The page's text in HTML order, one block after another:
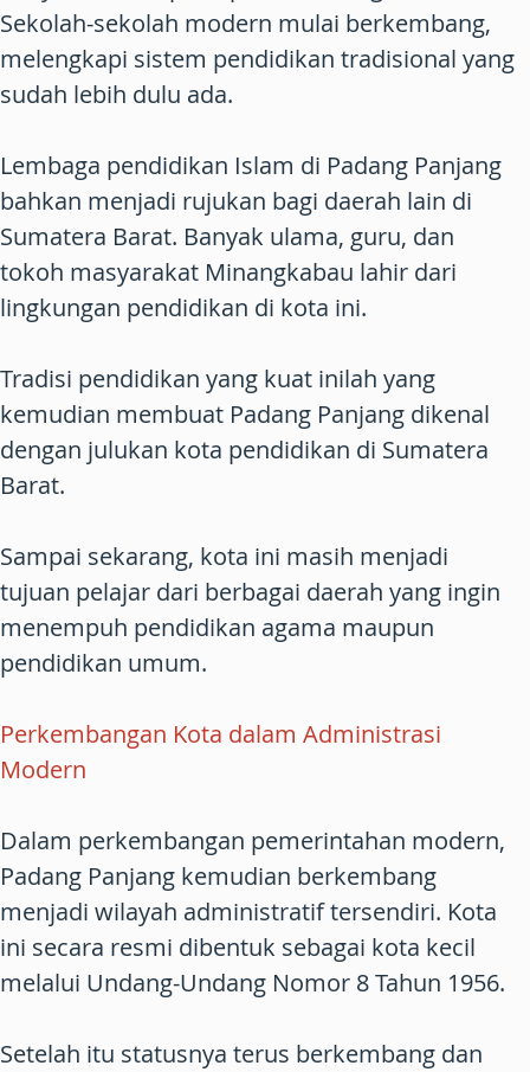
Sekolah-sekolah modern mulai berkembang,
melengkapi sistem pendidikan tradisional yang
sudah lebih dulu ada.
Lembaga pendidikan Islam di Padang Panjang
bahkan menjadi rujukan bagi daerah lain di
Sumatera Barat. Banyak ulama, guru, dan
tokoh masyarakat Minangkabau lahir dari
lingkungan pendidikan di kota ini.
Tradisi pendidikan yang kuat inilah yang
kemudian membuat Padang Panjang dikenal
dengan julukan kota pendidikan di Sumatera
Barat.
Sampai sekarang, kota ini masih menjadi
tujuan pelajar dari berbagai daerah yang ingin
menempuh pendidikan agama maupun
pendidikan umum.
Perkembangan Kota dalam Administrasi
Modern
Dalam perkembangan pemerintahan modern,
Padang Panjang kemudian berkembang
menjadi wilayah administratif tersendiri. Kota
ini secara resmi dibentuk sebagai kota kecil
melalui Undang-Undang Nomor 8 Tahun 1956.
Setelah itu statusnya terus berkembang dan